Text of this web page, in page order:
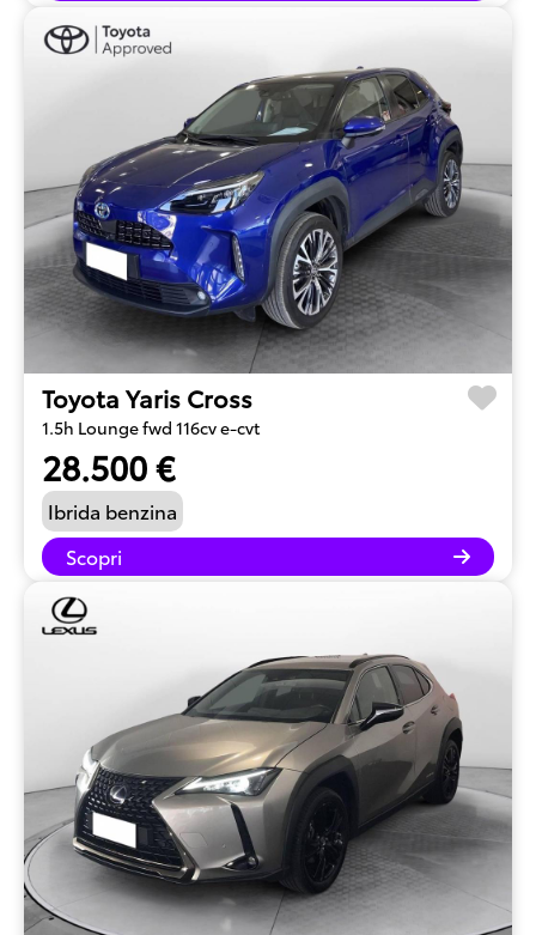
Toyota Yaris Cross
1.5h Lounge fwd 116cv e-cvt
28.500 €
Ibrida benzina
Scopri